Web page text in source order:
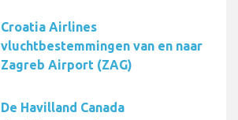
Croatia Airlines
vluchtbestemmingen van en naar
Zagreb Airport (ZAG)
De Havilland Canada